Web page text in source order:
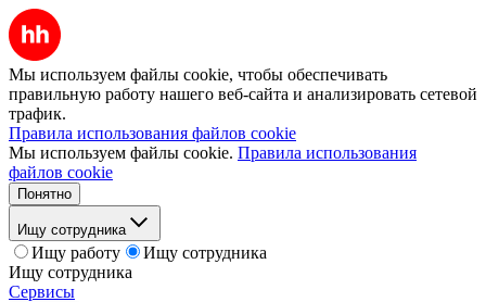
Мы используем файлы cookie, чтобы обеспечивать
правильную работу нашего веб-сайта и анализировать сетевой
трафик.
Правила использования файлов cookie
Мы используем файлы cookie. Правила использования
файлов cookie
Понятно
Ищу сотрудника
Ищу работу
Ищу сотрудника
Ищу сотрудника
Сервисы